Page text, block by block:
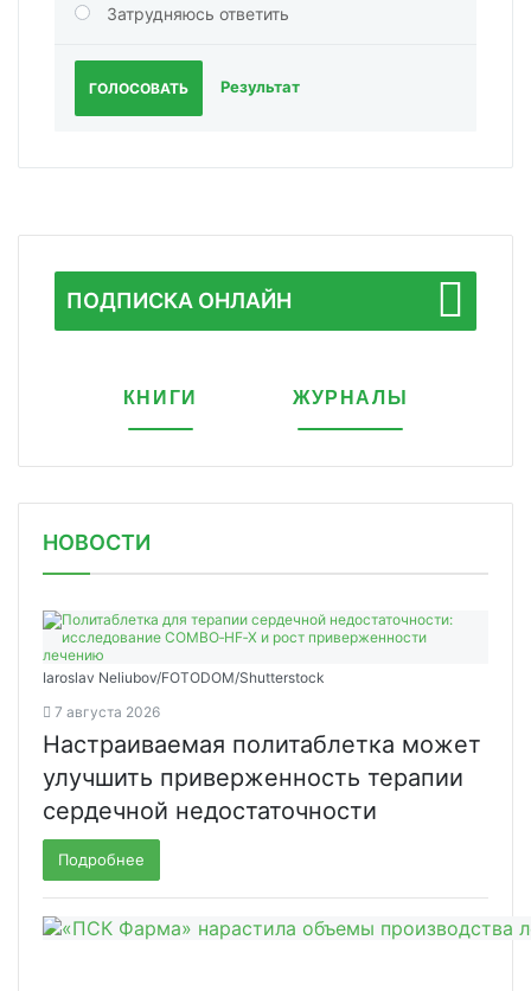
Затрудняюсь ответить
ГОЛОСОВАТЬ Результат
ПОДПИСКА ОНЛАЙН
КНИГИ ЖУРНАЛЫ
НОВОСТИ
Iaroslav Neliubov/FOTODOM/Shutterstoсk
7 августа 2026
Настраиваемая политаблетка может
улучшить приверженность терапии
сердечной недостаточности
Подробнее